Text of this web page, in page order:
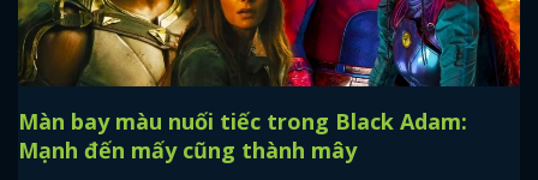
Màn bay màu nuối tiếc trong Black Adam:
Mạnh đến mấy cũng thành mây